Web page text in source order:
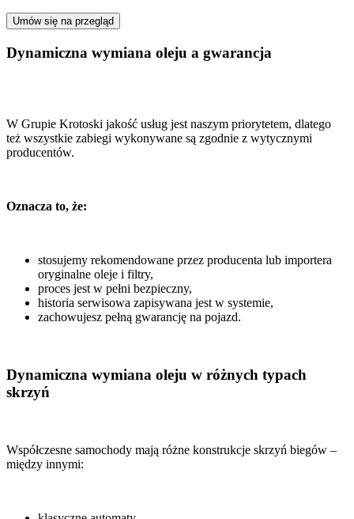
Umów się na przegląd
Dynamiczna wymiana oleju a gwarancja
W Grupie Krotoski jakość usług jest naszym priorytetem, dlatego
też wszystkie zabiegi wykonywane są zgodnie z wytycznymi
producentów.
Oznacza to, że:
stosujemy rekomendowane przez producenta lub importera
oryginalne oleje i filtry,
proces jest w pełni bezpieczny,
historia serwisowa zapisywana jest w systemie,
zachowujesz pełną gwarancję na pojazd.
Dynamiczna wymiana oleju w różnych typach
skrzyń
Współczesne samochody mają różne konstrukcje skrzyń biegów –
między innymi: